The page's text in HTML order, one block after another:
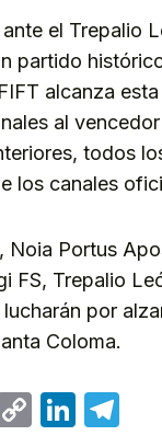
el Trepalio
partido
alcanza
al
todos
los canales
Noia Portus
FS, Trepalio
por
Coloma.
Copy